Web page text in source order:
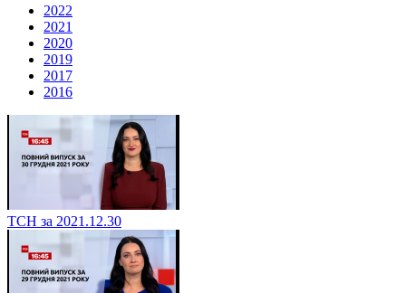
2022
2021
2020
2019
2017
2016
ТСН за 2021.12.30